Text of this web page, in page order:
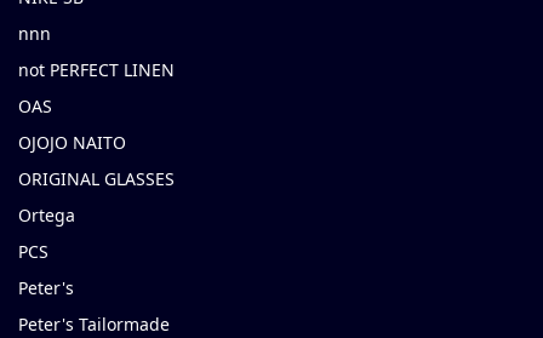
nnn
not PERFECT LINEN
OAS
OJOJO NAITO
ORIGINAL GLASSES
Ortega
PCS
Peter's
Peter's Tailormade